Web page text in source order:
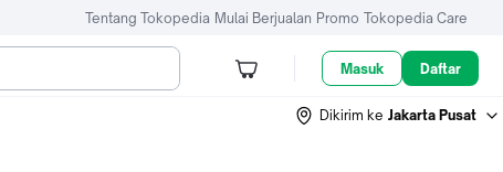
Tentang Tokopedia Mulai Berjualan Promo Tokopedia Care
Masuk Daftar
Dikirim ke Jakarta Pusat